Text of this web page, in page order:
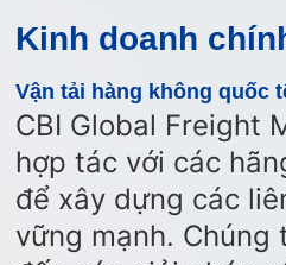
Kinh doanh
Vận tải hàng không quốc
CBI Global Freight
hợp tác với các
để xây dựng các
vững mạnh. Chúng